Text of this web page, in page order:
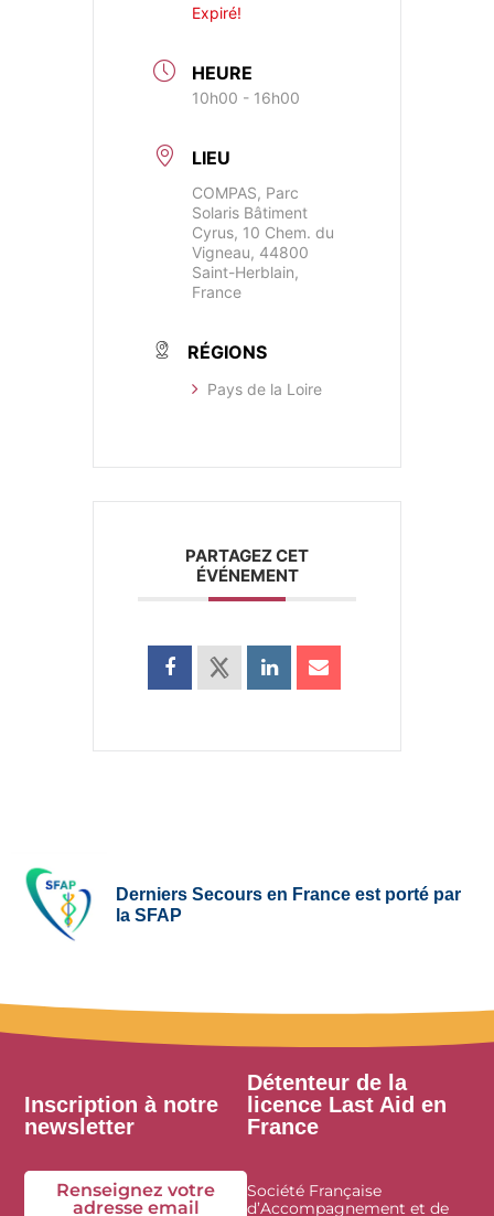
Expiré!
HEURE
10h00 - 16h00
LIEU
COMPAS, Parc
Solaris Bâtiment
Cyrus, 10 Chem. du
Vigneau, 44800
Saint-Herblain,
France
RÉGIONS
Pays de la Loire
PARTAGEZ CET
ÉVÉNEMENT
Derniers Secours en France est porté par
la SFAP
Inscription à notre
newsletter
Renseignez votre
adresse email
Détenteur de la
licence Last Aid en
France
Société Française
d’Accompagnement et de